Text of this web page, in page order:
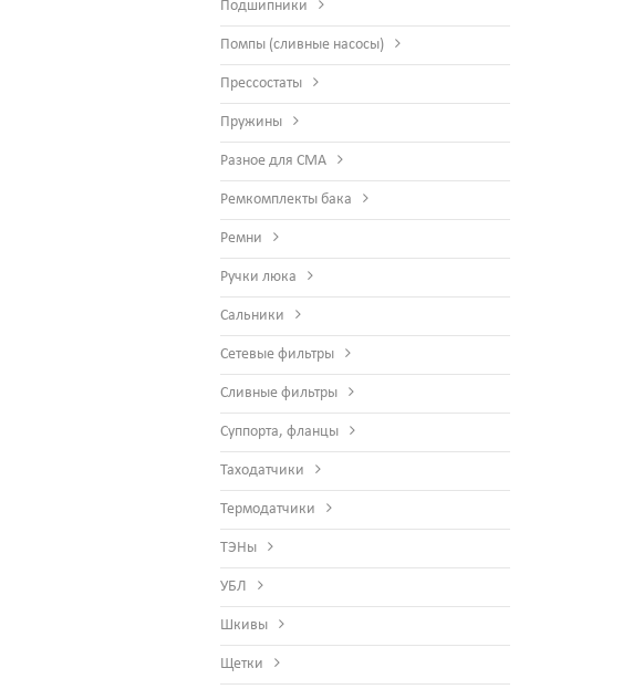
Подшипники
Помпы (сливные насосы)
Прессостаты
Пружины
Разное для СМА
Ремкомплекты бака
Ремни
Ручки люка
Сальники
Сетевые фильтры
Сливные фильтры
Суппорта, фланцы
Таходатчики
Термодатчики
ТЭНы
УБЛ
Шкивы
Щетки